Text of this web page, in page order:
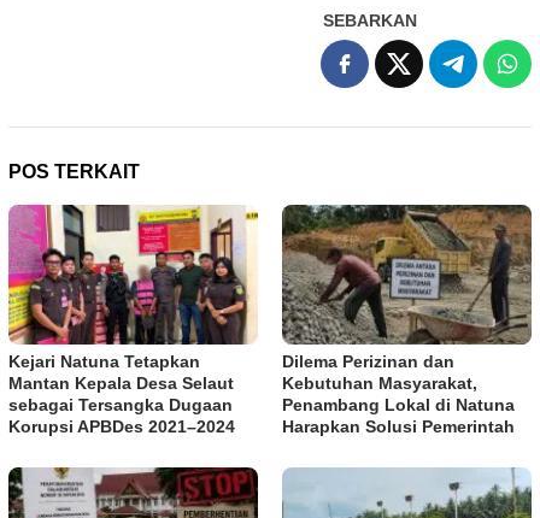
SEBARKAN
POS TERKAIT
Kejari Natuna Tetapkan
Mantan Kepala Desa Selaut
sebagai Tersangka Dugaan
Korupsi APBDes 2021–2024
Dilema Perizinan dan
Kebutuhan Masyarakat,
Penambang Lokal di Natuna
Harapkan Solusi Pemerintah